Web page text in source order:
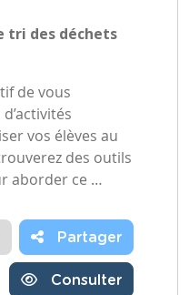
tri des déchets
de vous
vos élèves au
des outils
aborder ce …
Partager
Consulter